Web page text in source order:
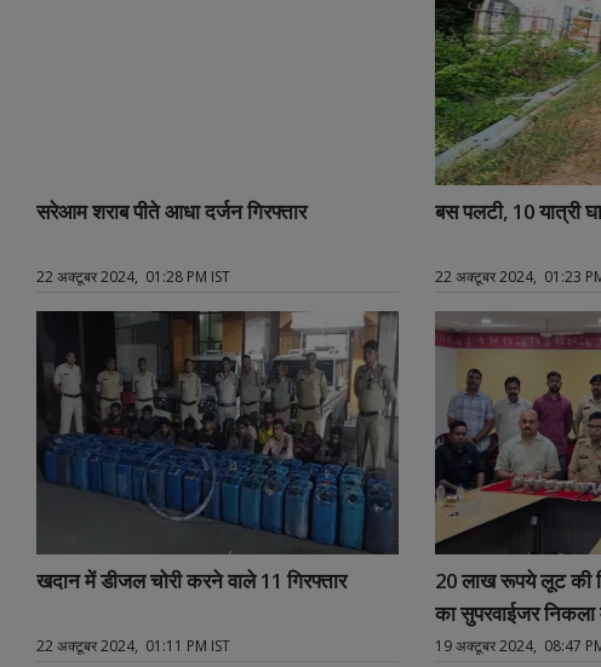
सरेआम शराब पीते आधा दर्जन गिरफ्तार
22 अक्टूबर 2024, 01:28 PM IST
बस पलटी, 10 यात्री
22 अक्टूबर 2024, 01:23
खदान में डीजल चोरी करने वाले 11 गिरफ्तार
22 अक्टूबर 2024, 01:11 PM IST
20 लाख रूपये लूट की
का सुपरवाईजर निकला
19 अक्टूबर 2024, 08:47